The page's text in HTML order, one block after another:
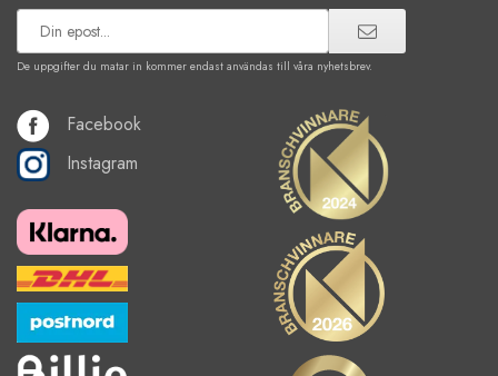
De uppgifter du matar in kommer endast användas till våra nyhetsbrev.
Facebook
Instagram